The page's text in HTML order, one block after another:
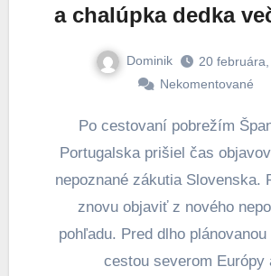
a chalúpka dedka
Dominik
20
Nekomentované
Po cestovaní pobrežím
Portugalska prišiel čas
nepoznané zákutia Slovenska.
znovu objaviť z nového
pohľadu. Pred dlho
cestou severom